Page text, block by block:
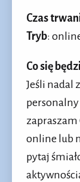
Czas
Tryb:
Co się
Jeśli nadal
zapraszam
online lub
pytaj